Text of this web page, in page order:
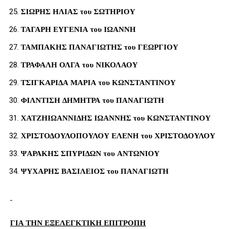
ΣΙΩΡΗΣ ΗΛΙΑΣ του ΣΩΤΗΡΙΟΥ
ΤΑΓΑΡΗ ΕΥΓΕΝΙΑ του ΙΩΑΝΝΗ
ΤΑΜΠΑΚΗΣ ΠΑΝΑΓΙΩΤΗΣ του ΓΕΩΡΓΙΟΥ
ΤΡΑΦΑΛΗ ΟΛΓΑ του ΝΙΚΟΛΑΟΥ
ΤΣΙΓΚΑΡΙΔΑ ΜΑΡΙΑ του ΚΩΝΣΤΑΝΤΙΝΟΥ
ΦΙΛΝΤΙΣΗ ΔΗΜΗΤΡΑ του ΠΑΝΑΓΙΩΤΗ
ΧΑΤΖΗΙΩΑΝΝΙΔΗΣ ΙΩΑΝΝΗΣ του ΚΩΝΣΤΑΝΤΙΝΟΥ
ΧΡΙΣΤΟΔΟΥΛΟΠΟΥΛΟΥ ΕΛΕΝΗ του ΧΡΙΣΤΟΔΟΥΛΟΥ
ΨΑΡΑΚΗΣ ΣΠΥΡΙΔΩΝ του ΑΝΤΩΝΙΟΥ
ΨΥΧΑΡΗΣ ΒΑΣΙΛΕΙΟΣ του ΠΑΝΑΓΙΩΤΗ
ΓΙΑ ΤΗΝ ΕΞΕΛΕΓΚΤΙΚΗ ΕΠΙΤΡΟΠΗ